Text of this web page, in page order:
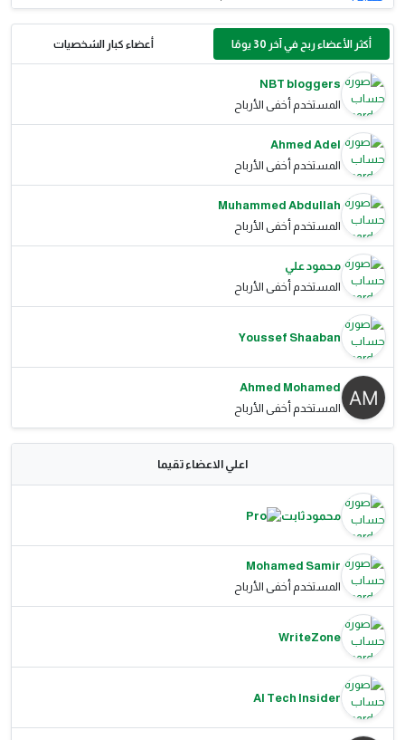
أكثر الأعضاء ربح في آخر 30 يومًا أعضاء كبار الشخصيات
NBT bloggers
المستخدم أخفى الأرباح
Ahmed Adel
المستخدم أخفى الأرباح
Muhammed Abdullah
المستخدم أخفى الأرباح
محمود علي
المستخدم أخفى الأرباح
Youssef Shaaban
Ahmed Mohamed
المستخدم أخفى الأرباح
اعلي الاعضاء تقيما
محمود ثابت
Mohamed Samir
المستخدم أخفى الأرباح
WriteZone
AI Tech Insider